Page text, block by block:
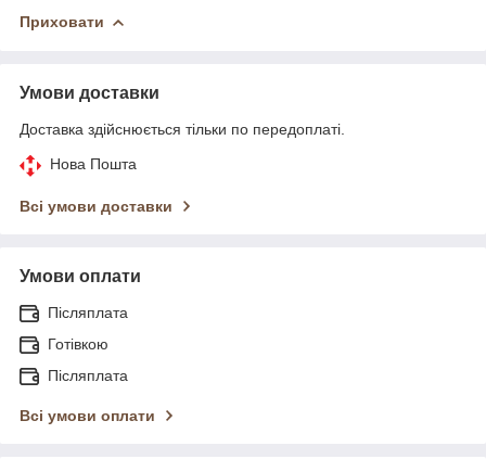
Приховати
Умови доставки
Доставка здійснюється тільки по передоплаті.
Нова Пошта
Всі умови доставки
Умови оплати
Післяплата
Готівкою
Післяплата
Всі умови оплати